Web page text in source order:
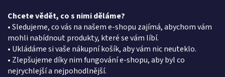
Chcete vědět, co s nimi děláme?
• Sledujeme, co vás na našem e-shopu zajímá, abychom vám
mohli nabídnout produkty, které se vám líbí.
• Ukládáme si vaše nákupní košík, aby vám nic neuteklo.
• Zlepšujeme díky nim fungování e-shopu, aby byl co
nejrychlejší a nejpohodlnější.
Kontakt
eshop@pkgroup.cz
+420603331993
+420734621131